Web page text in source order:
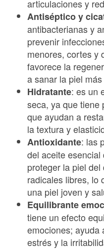
articulaciones y
Antiséptico y
antibacterianas y
prevenir
menores, cortes y
favorece la
a sanar la piel
Hidratante: es un
seca, ya que tiene
que ayudan a
la textura y
Antioxidante: las
del aceite
proteger la piel
radicales libres, lo
una piel joven y
Equilibrante
tiene un efecto
emociones; ayuda
estrés y la